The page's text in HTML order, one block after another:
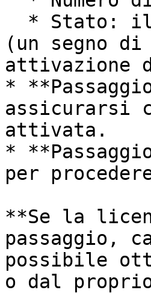
(un segno
attivazione
*
assicurarsi
attivata.
*
per
**Se la
passaggio,
possibile
o dal